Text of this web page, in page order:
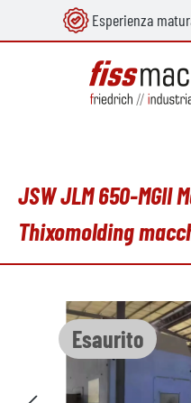
principale Esperienza
JSW JLM 650-MGII
Thixomolding
Esaurito
Salta la galleria di immagini